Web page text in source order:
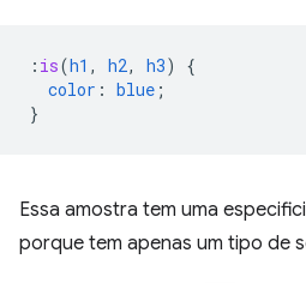
: is(h1 , h2, h3)
{
color : blue ;
}
Essa amostra tem uma
porque tem apenas um tipo de